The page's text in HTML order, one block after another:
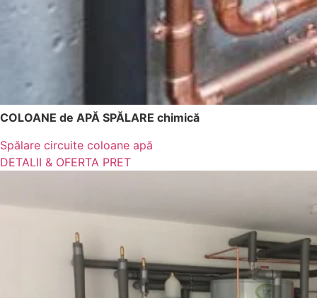
COLOANE de APĂ SPĂLARE chimică
Spălare circuite coloane apă
DETALII & OFERTA PRET